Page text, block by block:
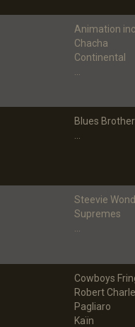
Animation
Chacha
Continental
Blues
Steevie
Supremes
Cowboys
Robert
Pagliaro
Kaïn